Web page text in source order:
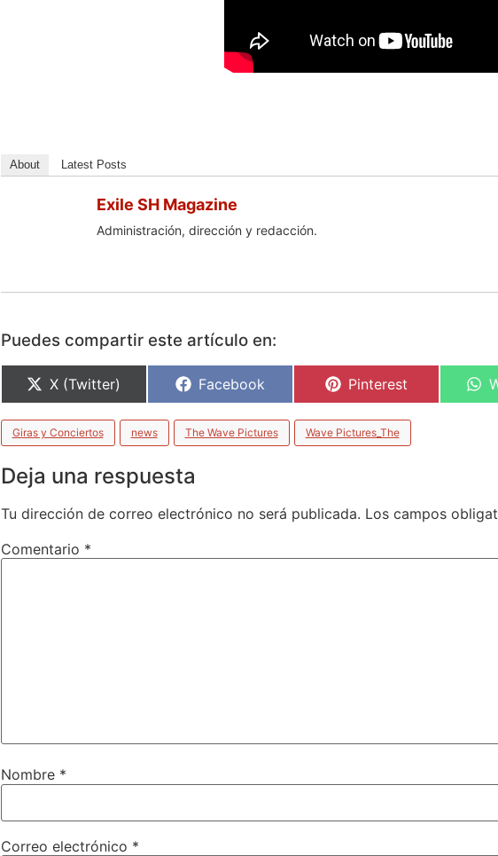
About Latest Posts
Exile SH Magazine
Administración, dirección y redacción.
Puedes compartir este artículo en:
X (Twitter) Facebook Pinterest
Giras y Conciertos news The Wave Pictures Wave Pictures_The
Deja una respuesta
Tu dirección de correo electrónico no será publicada. Los campos
Comentario *
Nombre *
Correo electrónico *